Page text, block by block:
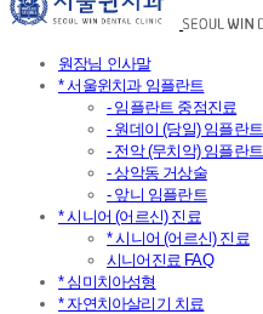
원장님 인사말
* 서울윈치과 임플란트
- 임플란트 중점진료
- 원데이 (당일) 임플란트
- 전악 (무치악) 임플란트
- 상악동 거상술
- 앞니 임플란트
* 시니어 (어르신) 진료
* 시니어 (어르신) 진료
시니어진료 FAQ
* 심미치아성형
* 자연치아살리기 치료